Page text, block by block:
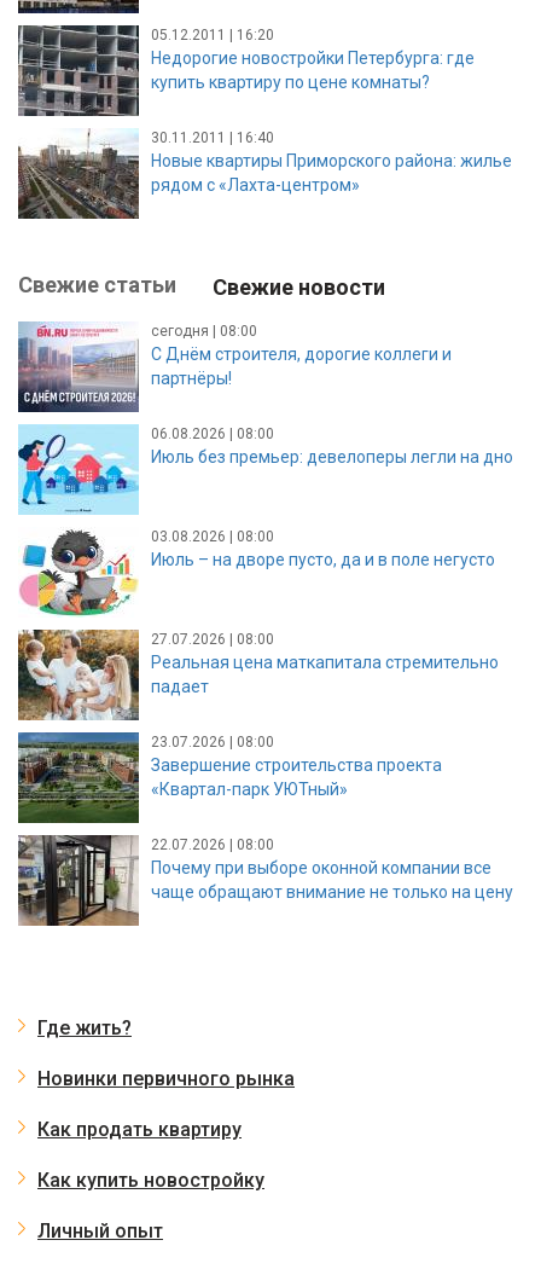
05.12.2011 | 16:20
Недорогие новостройки Петербурга: где
купить квартиру по цене комнаты?
30.11.2011 | 16:40
Новые квартиры Приморского района: жилье
рядом с «Лахта-центром»
Свежие статьи Свежие новости
сегодня | 08:00
С Днём строителя, дорогие коллеги и
партнёры!
06.08.2026 | 08:00
Июль без премьер: девелоперы легли на дно
03.08.2026 | 08:00
Июль – на дворе пусто, да и в поле негусто
27.07.2026 | 08:00
Реальная цена маткапитала стремительно
падает
23.07.2026 | 08:00
Завершение строительства проекта
«Квартал-парк УЮТный»
22.07.2026 | 08:00
Почему при выборе оконной компании все
чаще обращают внимание не только на цену
Где жить?
Новинки первичного рынка
Как продать квартиру
Как купить новостройку
Личный опыт